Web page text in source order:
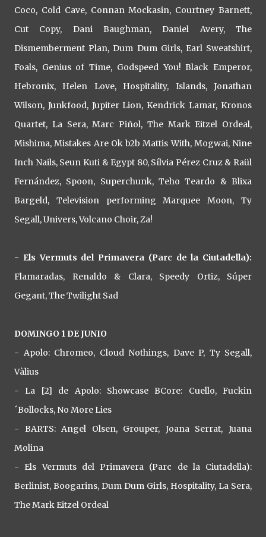
Coco, Cold Cave, Connan Mockasin, Courtney Barnett,
Cut Copy, Dani Baughman, Daniel Avery, The
Dismemberment Plan, Dum Dum Girls, Earl Sweatshirt,
Foals, Genius of Time, Godspeed You! Black Emperor,
Hebronix, Helen Love, Hospitality, Islands, Jonathan
Wilson, Junkfood, Jupiter Lion, Kendrick Lamar, Kronos
Quartet, La Sera, Marc Piñol, The Mark Eitzel Ordeal,
Mishima, Mistakes Are Ok b2b Mattis With, Mogwai, Nine
Inch Nails, Seun Kuti & Egypt 80, Sílvia Pérez Cruz & Raül
Fernández, Spoon, Superchunk, Teho Teardo & Blixa
Bargeld, Television performing Marquee Moon, Ty
Segall, Univers, Volcano Choir, Za!
- Els Vermuts del Primavera (Parc de la Ciutadella):
Flamaradas, Renaldo & Clara, Speedy Ortiz, Súper
Gegant, The Twilight Sad
DOMINGO 1 DE JUNIO
- Apolo: Chromeo, Cloud Nothings, Dave P, Ty Segall,
Vàlius
- La [2] de Apolo: Showcase BCore: Cuello, Fuckin
´Bollocks, No More Lies
- BARTS: Angel Olsen, Grouper, Joana Serrat, Juana
Molina
- Els Vermuts del Primavera (Parc de la Ciutadella):
Berlinist, Boogarins, Dum Dum Girls, Hospitality, La Sera,
The Mark Eitzel Ordeal